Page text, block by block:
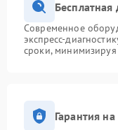
Современное
экспресс-
сроки, минимизируя
Гарантия